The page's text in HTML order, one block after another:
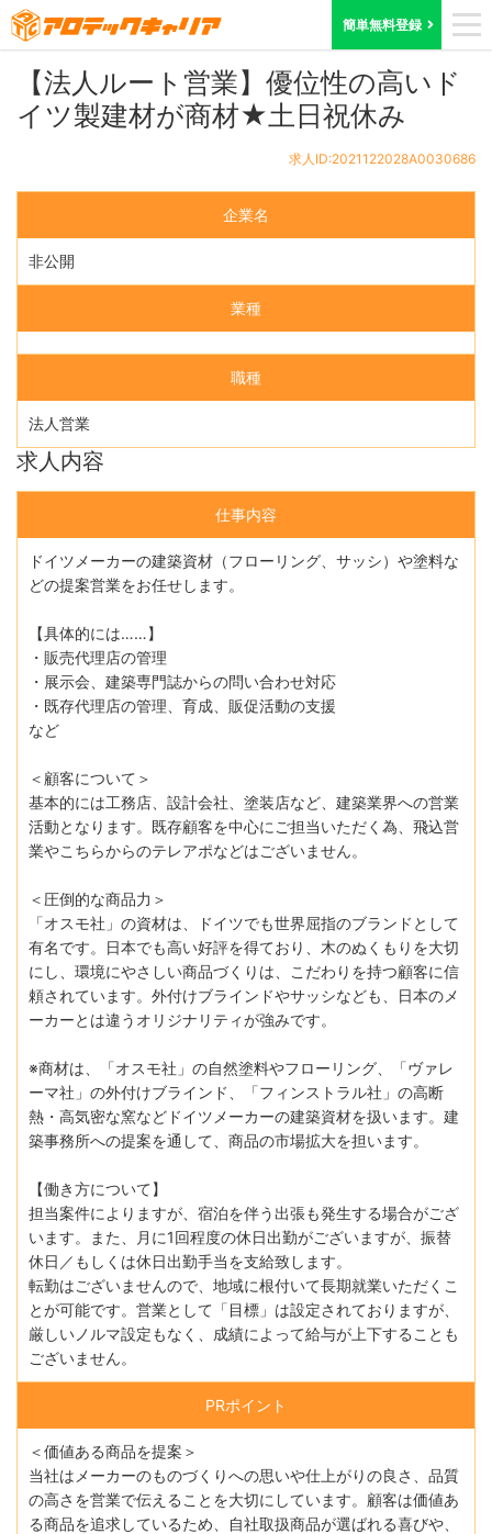
簡単無料登録
ホーム 求人検索 兵庫県 求人ID:2021122028A0030686
【法人ルート営業】優位性の高いド
イツ製建材が商材★土日祝休み
求人ID:2021122028A0030686
企業名
非公開
業種
職種
法人営業
求人内容
仕事内容
ドイツメーカーの建築資材（フローリング、サッシ）や塗料な
どの提案営業をお任せします。
【具体的には……】
・販売代理店の管理
・展示会、建築専門誌からの問い合わせ対応
・既存代理店の管理、育成、販促活動の支援
など
＜顧客について＞
基本的には工務店、設計会社、塗装店など、建築業界への営業
活動となります。既存顧客を中心にご担当いただく為、飛込営
業やこちらからのテレアポなどはございません。
＜圧倒的な商品力＞
「オスモ社」の資材は、ドイツでも世界屈指のブランドとして
有名です。日本でも高い好評を得ており、木のぬくもりを大切
にし、環境にやさしい商品づくりは、こだわりを持つ顧客に信
頼されています。外付けブラインドやサッシなども、日本のメ
ーカーとは違うオリジナリティが強みです。
※商材は、「オスモ社」の自然塗料やフローリング、「ヴァレ
ーマ社」の外付けブラインド、「フィンストラル社」の高断
熱・高気密な窯などドイツメーカーの建築資材を扱います。建
築事務所への提案を通して、商品の市場拡大を担います。
【働き方について】
担当案件によりますが、宿泊を伴う出張も発生する場合がござ
います。また、月に1回程度の休日出勤がございますが、振替
休日／もしくは休日出勤手当を支給致します。
転勤はございませんので、地域に根付いて長期就業いただくこ
とが可能です。営業として「目標」は設定されておりますが、
厳しいノルマ設定もなく、成績によって給与が上下することも
ございません。
PRポイント
＜価値ある商品を提案＞
当社はメーカーのものづくりへの思いや仕上がりの良さ、品質
の高さを営業で伝えることを大切にしています。顧客は価値あ
る商品を追求しているため、自社取扱商品が選ばれる喜びや、